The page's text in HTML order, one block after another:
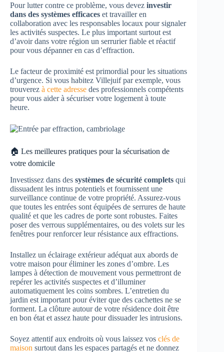
Pour lutter contre ce problème, vous devez investir
dans des systèmes efficaces et travailler en
collaboration avec les responsables locaux pour signaler
les activités suspectes. Le plus important surtout est
d’avoir dans votre région un serrurier fiable et réactif
pour vous dépanner en cas d’effraction.
Le facteur de proximité est primordial pour les situations
d’urgence. Si vous habitez Villejuif par exemple, vous
trouverez à cette adresse des professionnels compétents
pour vous aider à sécuriser votre logement à toute
heure.
🏠 Les meilleures pratiques pour la sécurisation de
votre domicile
Investissez dans des systèmes de sécurité complets qui
dissuadent les intrus potentiels et fournissent une
surveillance continue de votre propriété. Assurez-vous
que toutes les entrées sont équipées de serrures de haute
qualité et que les cadres de porte sont robustes. Faites
poser des verrous supplémentaires, ou des volets sur les
fenêtres pour renforcer leur résistance aux effractions.
Installez un éclairage extérieur adéquat aux abords de
votre maison pour éliminer les zones d’ombre. Les
lampes à détection de mouvement vous permettront de
repérer les activités suspectes et d’illuminer
automatiquement les coins sombres. L’entretien du
jardin est important pour éviter que des cachettes ne se
forment. La clôture autour de votre résidence doit être
en bon état et assez haute pour dissuader les intrusions.
Soyez attentif aux endroits où vous laissez vos clés de
maison surtout dans les espaces partagés et ne donnez